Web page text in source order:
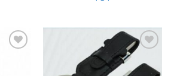
Wishlist